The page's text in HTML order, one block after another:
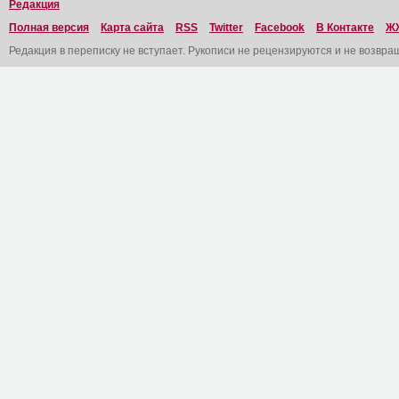
Редакция
Полная версия
Карта сайта RSS Twitter Facebook В Контакте
Редакция в переписку не вступает. Рукописи не рецензируются и не